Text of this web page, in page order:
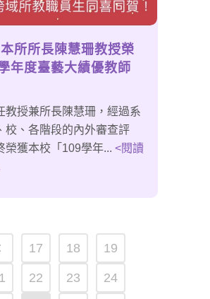
所所長陳慧珊教授榮
年度臺藝大績優教師
教授兼所長陳慧珊，經過系
校、各階段的內外審查評
榮獲本校「109學年... <閱讀
17 18 19
22 23 24